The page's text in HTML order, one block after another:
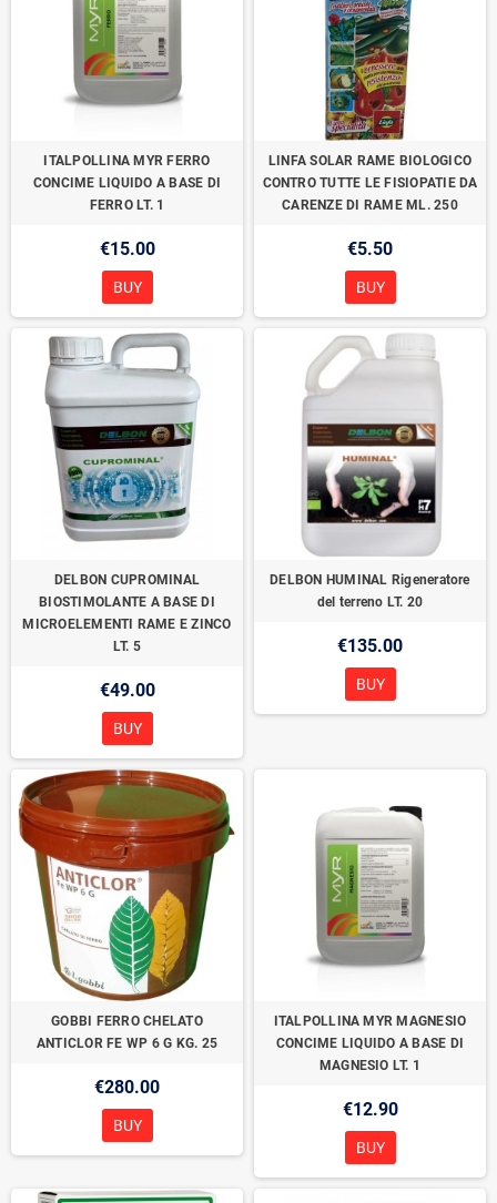
ITALPOLLINA MYR FERRO
CONCIME LIQUIDO A BASE DI
FERRO LT. 1
€15.00
BUY
LINFA SOLAR RAME BIOLOGICO
CONTRO TUTTE LE FISIOPATIE DA
CARENZE DI RAME ML. 250
€5.50
BUY
DELBON CUPROMINAL
BIOSTIMOLANTE A BASE DI
MICROELEMENTI RAME E ZINCO
LT. 5
€49.00
BUY
DELBON HUMINAL Rigeneratore
del terreno LT. 20
€135.00
BUY
GOBBI FERRO CHELATO
ANTICLOR FE WP 6 G KG. 25
€280.00
BUY
ITALPOLLINA MYR MAGNESIO
CONCIME LIQUIDO A BASE DI
MAGNESIO LT. 1
€12.90
BUY